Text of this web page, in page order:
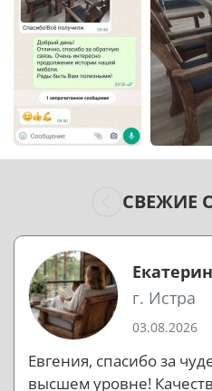
СВЕЖИЕ
г. Истра
03.08.2026
Евгения, спасибо за
высшем уровне!